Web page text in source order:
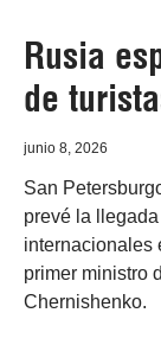
Rusia
de
junio 8, 2026
San
prevé la
internacionales
primer ministro
Chernishenko.